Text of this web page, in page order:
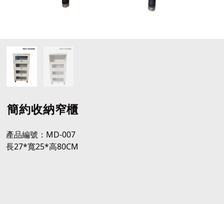
簡約收納窄櫃
產品編號：MD-007
長27*寬25*高80CM